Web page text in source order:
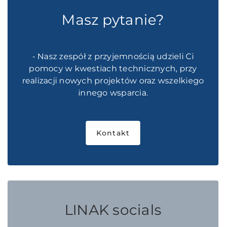
Masz pytanie?
- Nasz zespół z przyjemnością udzieli Ci
pomocy w kwestiach technicznych, przy
realizacji nowych projektów oraz wszelkiego
innego wsparcia.
Kontakt
LINAK socials